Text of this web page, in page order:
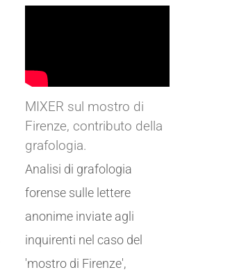
MIXER sul mostro di
Firenze, contributo della
grafologia.
Analisi di grafologia
forense sulle lettere
anonime inviate agli
inquirenti nel caso del
'mostro di Firenze',